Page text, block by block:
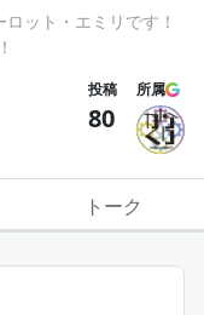
ット・エミリです！
投稿
80
所属
トーク